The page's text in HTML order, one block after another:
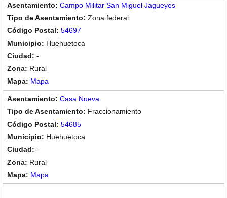
Campo Militar San Miguel Jagueyes
Zona federal
54697
Huehuetoca
-
Rural
Mapa
Casa Nueva
Fraccionamiento
54685
Huehuetoca
-
Rural
Mapa